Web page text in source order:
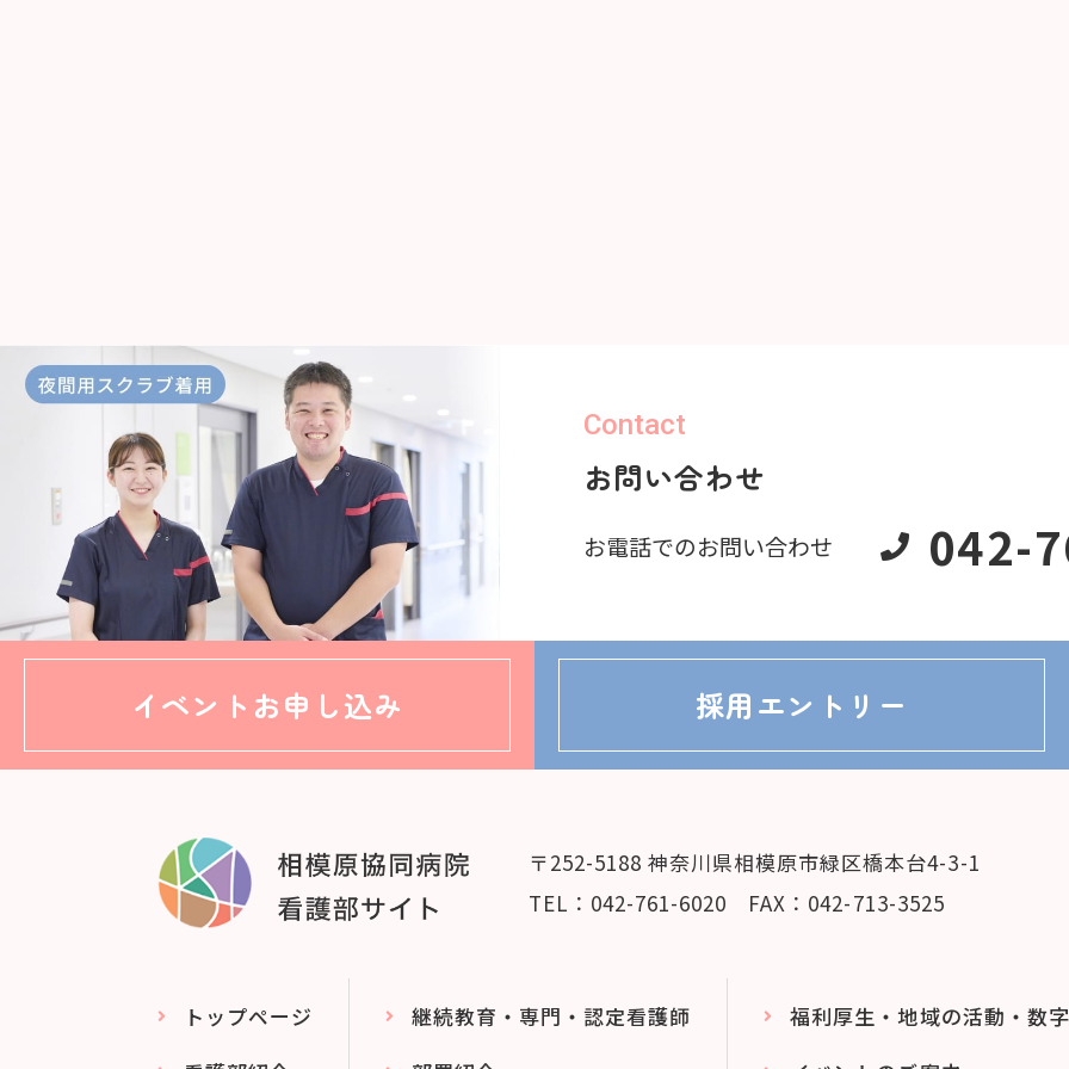
Contact
お問い合わせ
お電話でのお問い合わせ 042-
イベント お申し込み 採用 エントリー
〒252-5188 神奈川県相模原市緑区橋本台4-3-1
TEL：042-761-6020 FAX：042-713-3525
トップページ
継続教育・専門・認定看護師
福利厚生・地域の活動・数